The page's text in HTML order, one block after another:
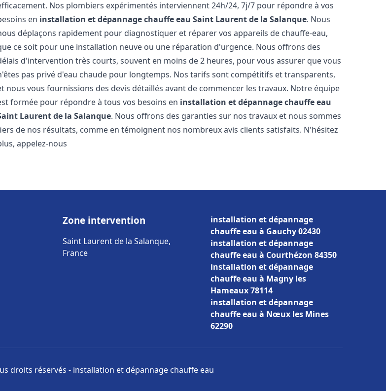
Nos plombiers expérimentés interviennent 24h/24, 7j/7 pour répondre à vos
en installation et dépannage chauffe eau Saint Laurent de la Salanque. Nous
déplaçons rapidement pour diagnostiquer et réparer vos appareils de chauffe-eau,
ce soit pour une installation neuve ou une réparation d'urgence. Nous offrons des
d'intervention très courts, souvent en moins de 2 heures, pour vous assurer que vous
pas privé d'eau chaude pour longtemps. Nos tarifs sont compétitifs et transparents,
nous vous fournissions des devis détaillés avant de commencer les travaux. Notre équipe
formée pour répondre à tous vos besoins en installation et dépannage chauffe eau
Laurent de la Salanque. Nous offrons des garanties sur nos travaux et nous sommes
de nos résultats, comme en témoignent nos nombreux avis clients satisfaits. N'hésitez
appelez-nous
Zone intervention
Saint Laurent de la Salanque,
France
installation et dépannage
chauffe eau à Gauchy 02430
installation et dépannage
chauffe eau à Courthézon 84350
installation et dépannage
chauffe eau à Magny les
Hameaux 78114
installation et dépannage
chauffe eau à Nœux les Mines
62290
droits réservés - installation et dépannage chauffe eau